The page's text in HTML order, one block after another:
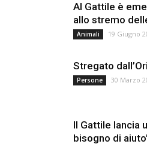
Al Gattile è
allo stremo
Animali 19 Giugno
Stregato
Persone 30 Marzo
Il Gattile lancia
bisogno di